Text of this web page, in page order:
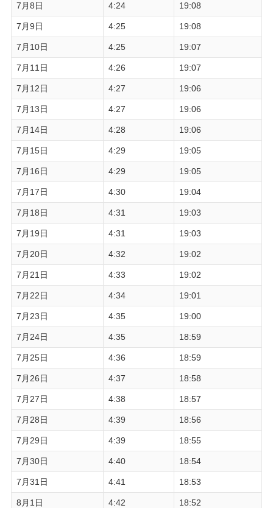
7月8日 4:24 19:08
7月9日 4:25 19:08
7月10日 4:25 19:07
7月11日 4:26 19:07
7月12日 4:27 19:06
7月13日 4:27 19:06
7月14日 4:28 19:06
7月15日 4:29 19:05
7月16日 4:29 19:05
7月17日 4:30 19:04
7月18日 4:31 19:03
7月19日 4:31 19:03
7月20日 4:32 19:02
7月21日 4:33 19:02
7月22日 4:34 19:01
7月23日 4:35 19:00
7月24日 4:35 18:59
7月25日 4:36 18:59
7月26日 4:37 18:58
7月27日 4:38 18:57
7月28日 4:39 18:56
7月29日 4:39 18:55
7月30日 4:40 18:54
7月31日 4:41 18:53
8月1日 4:42 18:52